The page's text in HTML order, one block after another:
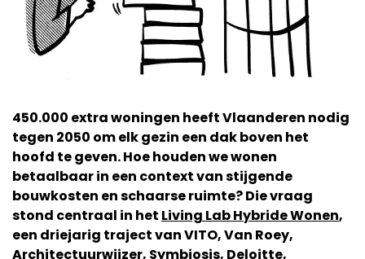
450.000 extra woningen heeft Vlaanderen nodig
tegen 2050 om elk gezin een dak boven het
hoofd te geven. Hoe houden we wonen
betaalbaar in een context van stijgende
bouwkosten en schaarse ruimte? Die vraag
stond centraal in het Living Lab Hybride Wonen,
een driejarig traject van VITO, Van Roey,
Architectuurwijzer, Symbiosis, Deloitte,